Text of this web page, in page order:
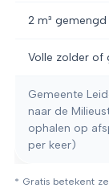
2 m³
Volle zolder of
Gemeente
naar de
ophalen op
per keer)
* Gratis betekent